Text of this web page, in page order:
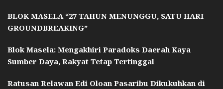
BLOK MASELA “27 TAHUN MENUNGGU, SATU HARI
GROUNDBREAKING”
Blok Masela: Mengakhiri Paradoks Daerah Kaya
Sumber Daya, Rakyat Tetap Tertinggal
Ratusan Relawan Edi Oloan Pasaribu Dikukuhkan di